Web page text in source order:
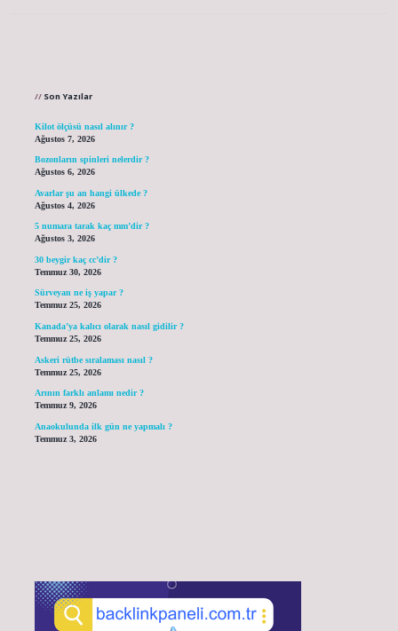
Son Yazılar
Kilot ölçüsü nasıl alınır ?
Ağustos 7, 2026
Bozonların spinleri nelerdir ?
Ağustos 6, 2026
Avarlar şu an hangi ülkede ?
Ağustos 4, 2026
5 numara tarak kaç mm’dir ?
Ağustos 3, 2026
30 beygir kaç cc’dir ?
Temmuz 30, 2026
Sürveyan ne iş yapar ?
Temmuz 25, 2026
Kanada’ya kalıcı olarak nasıl gidilir ?
Temmuz 25, 2026
Askeri rütbe sıralaması nasıl ?
Temmuz 25, 2026
Arının farklı anlamı nedir ?
Temmuz 9, 2026
Anaokulunda ilk gün ne yapmalı ?
Temmuz 3, 2026